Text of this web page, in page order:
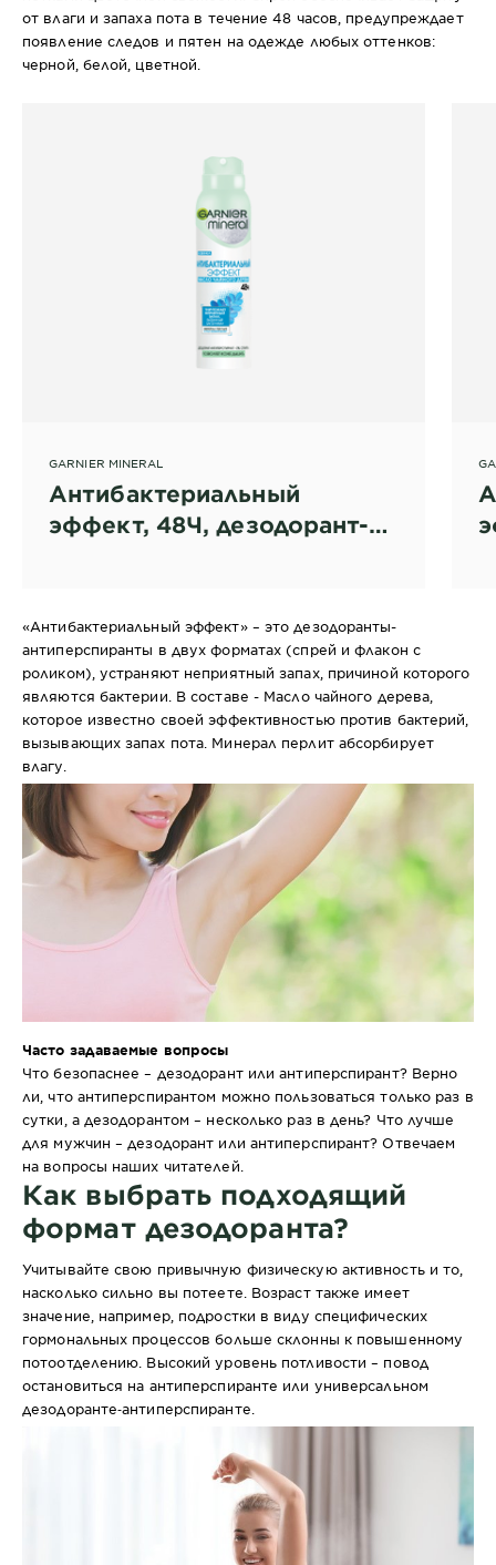
от влаги и запаха пота в течение 48 часов, предупреждает
появление следов и пятен на одежде любых оттенков:
черной, белой, цветной.
GARNIER MINERAL
Антибактериальный
эффект, 48Ч, дезодорант-
«Антибактериальный эффект» – это дезодоранты-
антиперспиранты в двух форматах (спрей и флакон с
роликом), устраняют неприятный запах, причиной которого
являются бактерии. В составе - Масло чайного дерева,
которое известно своей эффективностью против бактерий,
вызывающих запах пота. Минерал перлит абсорбирует
влагу.
Часто задаваемые вопросы
Что безопаснее – дезодорант или антиперспирант? Верно
ли, что антиперспирантом можно пользоваться только раз в
сутки, а дезодорантом – несколько раз в день? Что лучше
для мужчин – дезодорант или антиперспирант? Отвечаем
на вопросы наших читателей.
Как выбрать подходящий
формат дезодоранта?
Учитывайте свою привычную физическую активность и то,
насколько сильно вы потеете. Возраст также имеет
значение, например, подростки в виду специфических
гормональных процессов больше склонны к повышенному
потоотделению. Высокий уровень потливости – повод
остановиться на антиперспиранте или универсальном
дезодоранте‐антиперспиранте.